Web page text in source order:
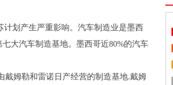
划产生严重影响。汽车制造业是墨西
大汽车制造基地。墨西哥近80%的汽车
戴姆勒和雷诺日产经营的制造基地.戴姆